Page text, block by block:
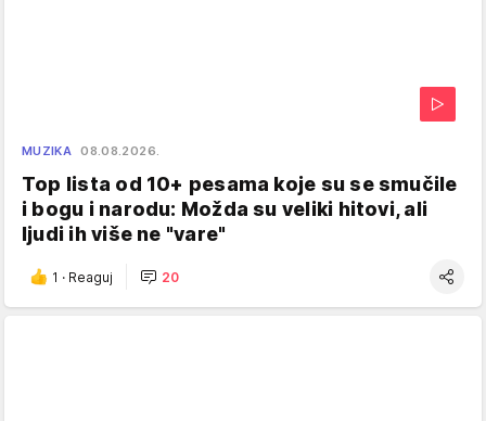
MUZIKA 08.08.2026.
Top lista od 10+ pesama koje su se smučile
i bogu i narodu: Možda su veliki hitovi, ali
ljudi ih više ne "vare"
1 · Reaguj 20